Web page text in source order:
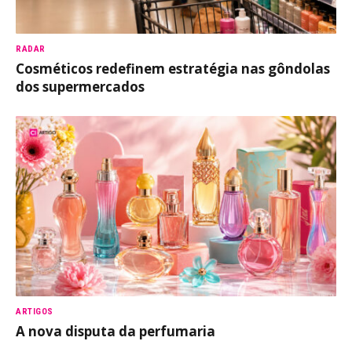
RADAR
Cosméticos redefinem estratégia nas gôndolas
dos supermercados
ARTIGOS
A nova disputa da perfumaria